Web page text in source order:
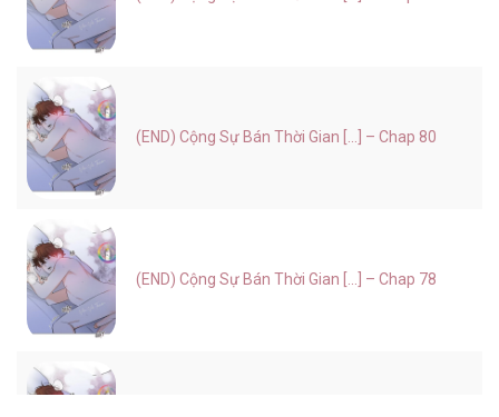
(END) Cộng Sự Bán Thời Gian [...] – Chap 80
(END) Cộng Sự Bán Thời Gian [...] – Chap 78